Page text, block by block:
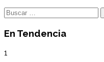
Buscar:
En Tendencia
1